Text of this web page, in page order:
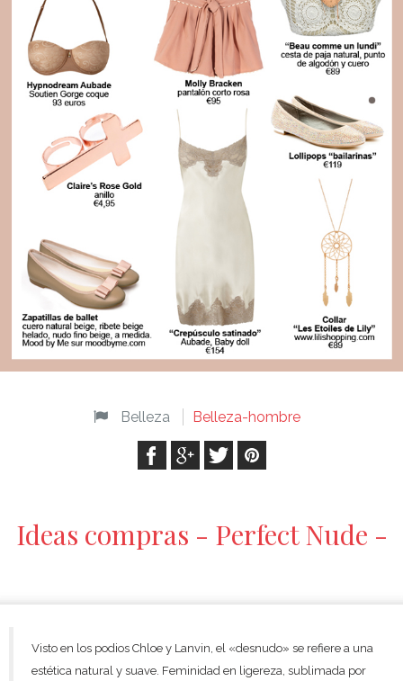
Belleza Belleza-hombre
Ideas compras - Perfect Nude -
Visto en los podios Chloe y Lanvin, el «desnudo» se refiere a una
estética natural y suave. Feminidad en ligereza, sublimada por